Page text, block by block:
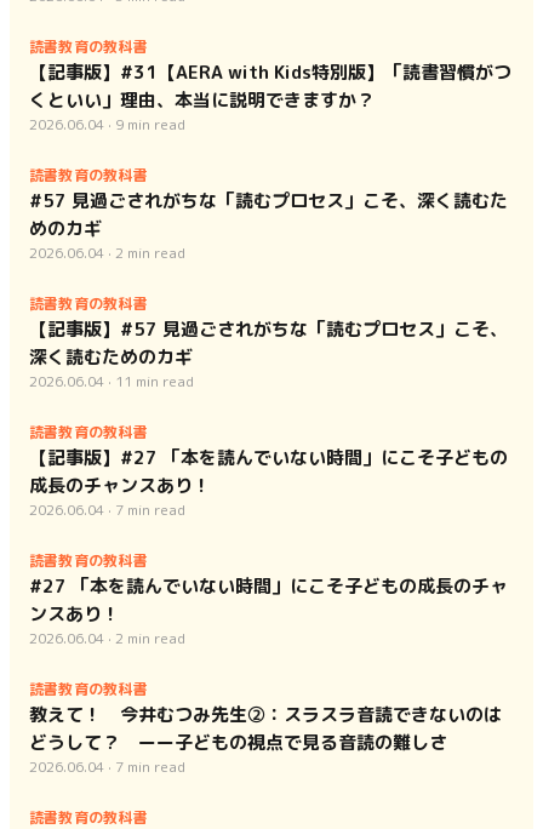
読書教育の教科書
【記事版】#31【AERA with Kids特別版】「読書習慣がつ
くといい」理由、本当に説明できますか？
2026.06.04 · 9 min read
読書教育の教科書
#57 見過ごされがちな「読むプロセス」こそ、深く読むた
めのカギ
2026.06.04 · 2 min read
読書教育の教科書
【記事版】#57 見過ごされがちな「読むプロセス」こそ、
深く読むためのカギ
2026.06.04 · 11 min read
読書教育の教科書
【記事版】#27 「本を読んでいない時間」にこそ子どもの
成長のチャンスあり！
2026.06.04 · 7 min read
読書教育の教科書
#27 「本を読んでいない時間」にこそ子どもの成長のチャ
ンスあり！
2026.06.04 · 2 min read
読書教育の教科書
教えて！ 今井むつみ先生②：スラスラ音読できないのは
どうして？ ーー子どもの視点で見る音読の難しさ
2026.06.04 · 7 min read
読書教育の教科書